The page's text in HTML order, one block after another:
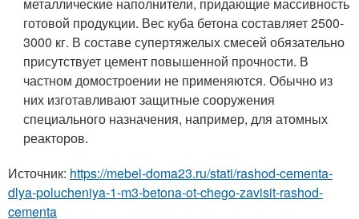
готовой продукции. Вес куба бетона составляет 2500-
3000 кг. В составе супертяжелых смесей обязательно
присутствует цемент повышенной прочности. В
частном домостроении не применяются. Обычно из
них изготавливают защитные сооружения
специального назначения, например, для атомных
реакторов.
Источник: https://mebel-doma23.ru/stati/rashod-cementa-
dlya-polucheniya-1-m3-betona-ot-chego-zavisit-rashod-
cementa